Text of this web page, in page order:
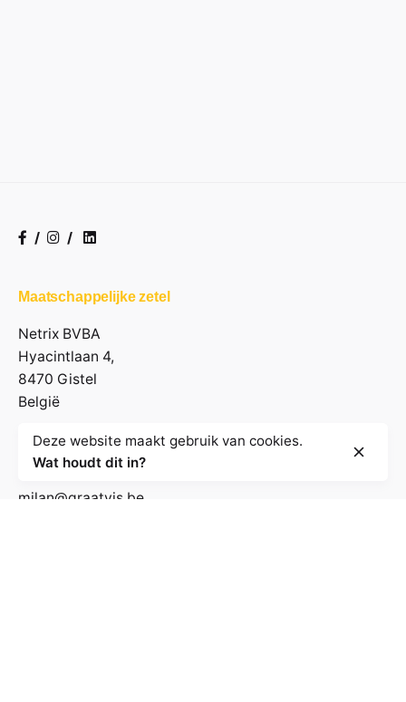
/ /
Maatschappelijke zetel
Netrix BVBA
Hyacintlaan 4,
8470 Gistel
België
Contactgegevens
milan@graatvis.be
Deze website maakt gebruik van cookies.
Wat houdt dit in?